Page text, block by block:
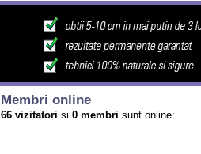
Membri online
66 vizitatori si 0 membri sunt online: